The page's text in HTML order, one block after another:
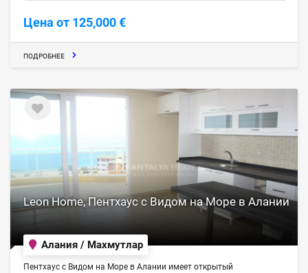
Цена от 125,000 €
ПОДРОБНЕЕ
Leon Home, Пентхаус с Видом на Море в Алании
Алания / Махмутлар
Пентхаус с Видом на Море в Алании имеет открытый